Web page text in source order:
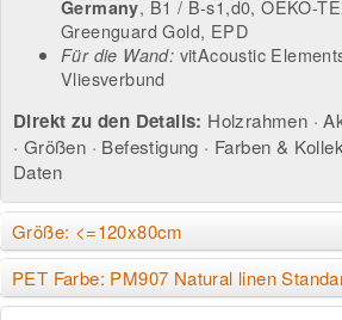
Germany, B1 / B-s1,d0, OEKO-
Greenguard Gold, EPD
Für die Wand: vitAcoustic
Vliesverbund
Direkt zu den Details: Holzrahmen ·
· Größen · Befestigung · Farben &
Daten
Größe: <=120x80cm
PET Farbe: PM907 Natural linen